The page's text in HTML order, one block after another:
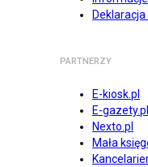
PARTNERZY
E-kiosk.pl
E-gazety.pl
Nexto.pl
Mała